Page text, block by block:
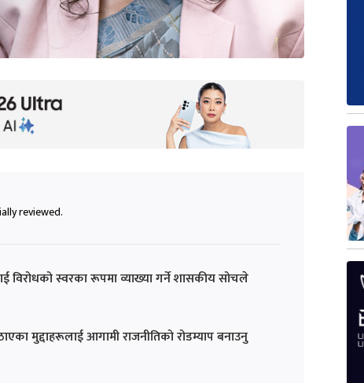
reviewed.
विरोधको स्वरका रूपमा व्याख्या गर्ने शासकीय सोचले
मुद्दाहरूलाई आगामी राजनीतिको रोडम्याप बनाउनु